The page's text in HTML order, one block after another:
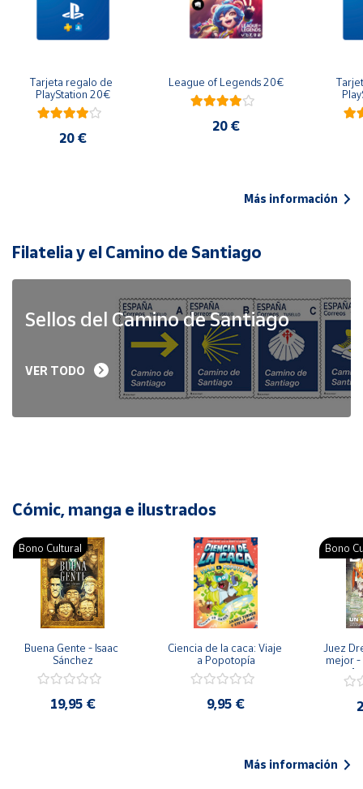
Tarjeta regalo de
PlayStation 20€
20 €
League of Legends 20€
20 €
Más información
Filatelia y el Camino de Santiago
Sellos del Camino de Santiago
VER TODO
Cómic, manga e ilustrados
Bono Cultural
Buena Gente - Isaac
Sánchez
19,95 €
Ciencia de la caca: Viaje
a Popotopía
9,95 €
Bono
Juez
mejor -
Más información